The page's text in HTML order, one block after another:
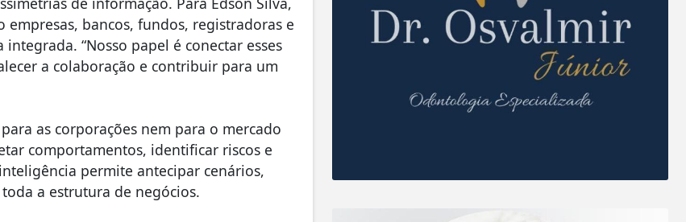
bancos, fundos, registradoras e
“Nosso papel é conectar esses
a colaboração e contribuir para um
as corporações nem para o mercado
comportamentos, identificar riscos e
permite antecipar cenários,
a estrutura de negócios.